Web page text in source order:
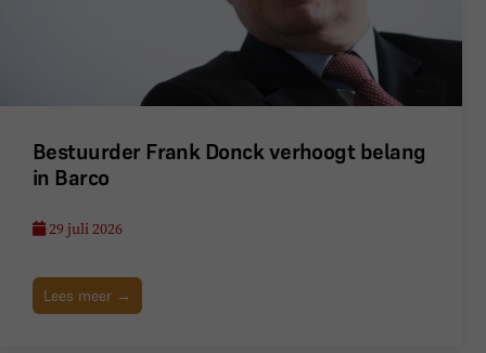
Bestuurder Frank Donck verhoogt belang
in Barco
29 juli 2026
Lees meer →